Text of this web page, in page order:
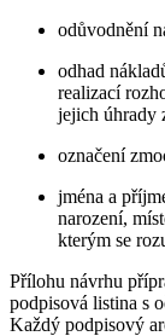
odůvodnění
odhad
realizací
jejich úhrady
označení
jména a
narození,
kterým se
Přílohu návrhu
podpisová listina s
Každý podpisový